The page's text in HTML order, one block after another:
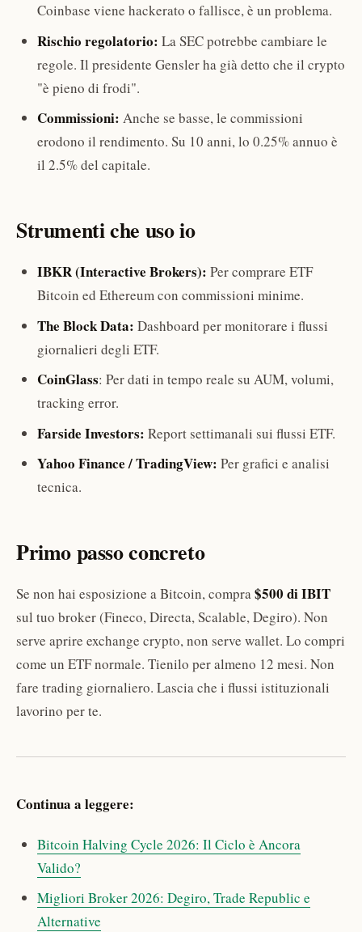
Coinbase viene hackerato o fallisce, è un problema.
Rischio regolatorio: La SEC potrebbe cambiare le
regole. Il presidente Gensler ha già detto che il crypto
"è pieno di frodi".
Commissioni: Anche se basse, le commissioni
erodono il rendimento. Su 10 anni, lo 0.25% annuo è
il 2.5% del capitale.
Strumenti che uso io
IBKR (Interactive Brokers): Per comprare ETF
Bitcoin ed Ethereum con commissioni minime.
The Block Data: Dashboard per monitorare i flussi
giornalieri degli ETF.
CoinGlass: Per dati in tempo reale su AUM, volumi,
tracking error.
Farside Investors: Report settimanali sui flussi ETF.
Yahoo Finance / TradingView: Per grafici e analisi
tecnica.
Primo passo concreto
Se non hai esposizione a Bitcoin, compra$500 di IBIT
sul tuo broker (Fineco, Directa, Scalable, Degiro). Non
serve aprire exchange crypto, non serve wallet. Lo compri
come un ETF normale. Tienilo per almeno 12 mesi. Non
fare trading giornaliero. Lascia che i flussi istituzionali
lavorino per te.
Continua a leggere:
Bitcoin Halving Cycle 2026: Il Ciclo è Ancora
Valido?
Migliori Broker 2026: Degiro, Trade Republic e
Alternative